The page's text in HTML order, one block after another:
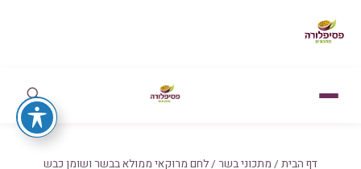
דף הבית / מתכוני בשר /לחם מרוקאי ממולא בבשר ושומן כבש